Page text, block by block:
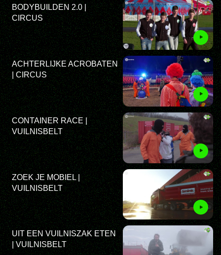
BODYBUILDEN 2.0 |
CIRCUS
ACHTERLIJKE ACROBATEN
| CIRCUS
CONTAINER RACE |
VUILNISBELT
ZOEK JE MOBIEL |
VUILNISBELT
UIT EEN VUILNISZAK ETEN
| VUILNISBELT